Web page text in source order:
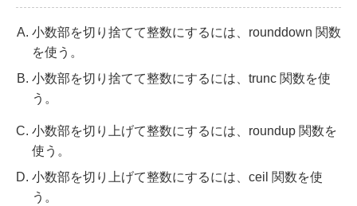
小数部を切り捨てて整数にするには、rounddown 関数
を使う。
小数部を切り捨てて整数にするには、trunc 関数を使
う。
小数部を切り上げて整数にするには、roundup 関数を
使う。
小数部を切り上げて整数にするには、ceil 関数を使
う。